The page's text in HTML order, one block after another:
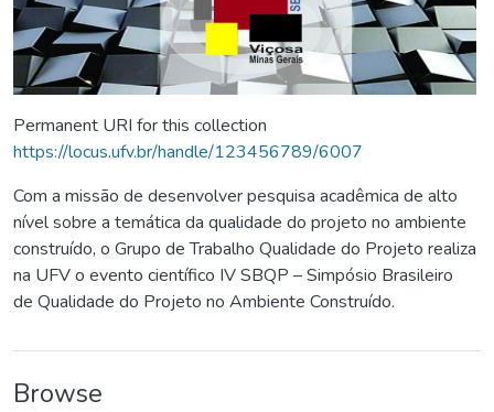
Permanent URI for this collection
https://locus.ufv.br/handle/123456789/6007
Com a missão de desenvolver pesquisa acadêmica de alto
nível sobre a temática da qualidade do projeto no ambiente
construído, o Grupo de Trabalho Qualidade do Projeto realiza
na UFV o evento científico IV SBQP – Simpósio Brasileiro
de Qualidade do Projeto no Ambiente Construído.
Browse